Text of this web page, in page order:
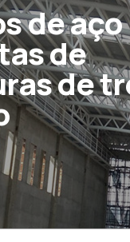
de aço
de
de